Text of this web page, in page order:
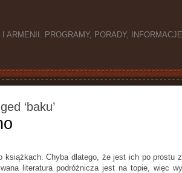
ARMENII. PROGRAMY, PORADY,
‘baku’
książkach. Chyba dlatego, że jest ich po prostu
literatura podróżnicza jest na topie, więc